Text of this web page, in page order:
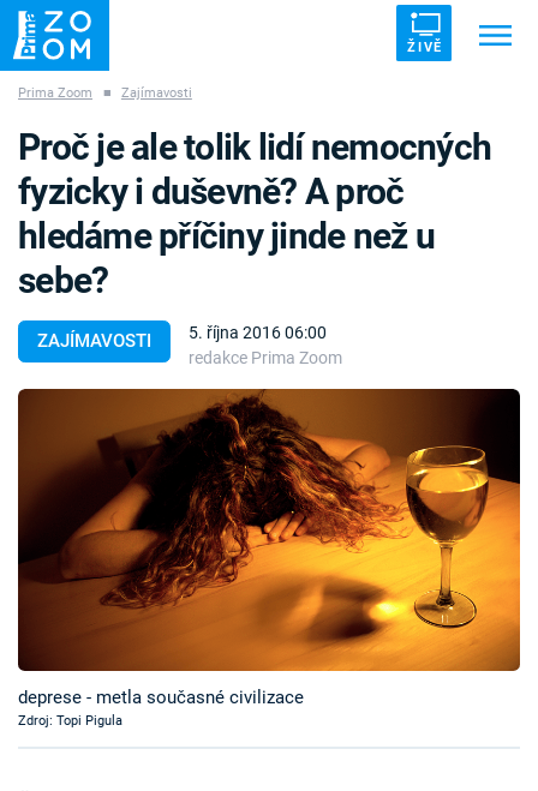
ŽIVĚ
ZÁHADY VETŘELCI DÁVNOVĚKU
Témata
Témata
Pořady
TV Program
Časopis
Sledujte prima+
Přihlášení
Prima Zoom ■ Zajímavosti
ZAJÍMAVOSTI
5. října 2016 06:00
redakce Prima Zoom
Proč je ale tolik lidí nemocných
fyzicky i duševně? A proč
hledáme příčiny jinde než u
sebe?
deprese - metla současné civilizace
Zdroj: Topi Pigula